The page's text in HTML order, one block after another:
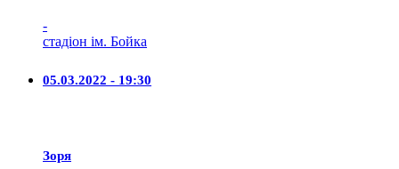
-
стадіон ім. Бойка
05.03.2022 - 19:30
Зоря